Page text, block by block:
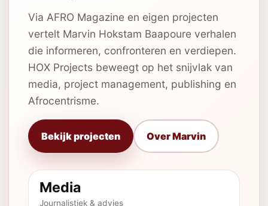
Via AFRO Magazine en eigen projecten
vertelt Marvin Hokstam Baapoure verhalen
die informeren, confronteren en verdiepen.
HOX Projects beweegt op het snijvlak van
media, project management, publishing en
Afrocentrisme.
Bekijk projecten Over Marvin
Media
Journalistiek & advies